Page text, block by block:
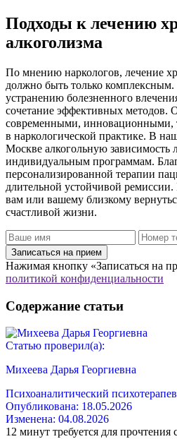
Подходы к лечению
алкоголизма
По мнению наркологов, лечение
должно быть только
устранению болезненного
сочетание эффективных методов.
современными, инновационными,
в наркологической практике. В
Москве алкогольную зависимость
индивидуальным программам.
персонализированной терапии
длительной устойчивой
вам или вашему близкому
счастливой жизни.
Записаться на прием
Нажимая кнопку «Записаться на
политикой конфиденциальности
Содержание статьи
Статью проверил(а):
Михеева Дарья Георгиевна
Психоаналитический
Опубликована: 18.05.2026
Изменена: 04.08.2026
12 минут требуется для прочтения